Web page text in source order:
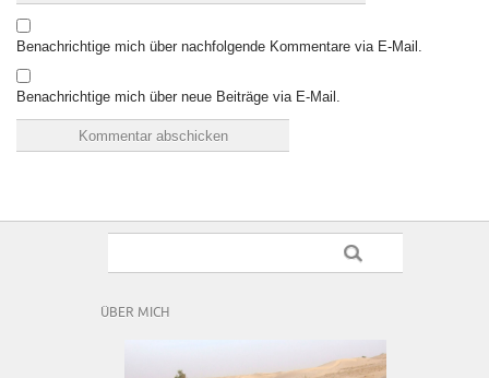
Benachrichtige mich über nachfolgende Kommentare via E-Mail.
Benachrichtige mich über neue Beiträge via E-Mail.
ÜBER MICH